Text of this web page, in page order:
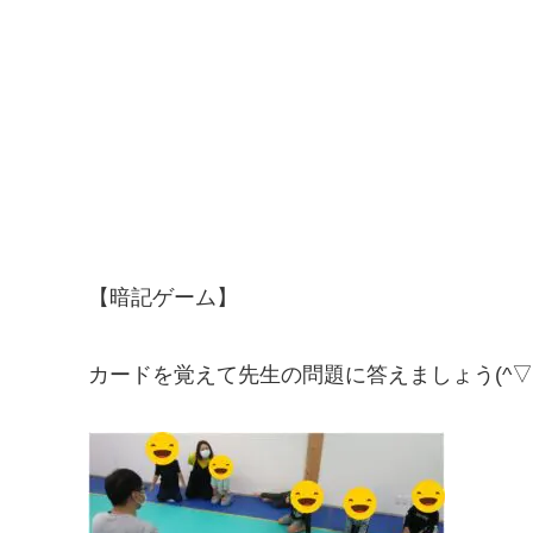
【暗記ゲーム】
カードを覚えて先生の問題に答えましょう